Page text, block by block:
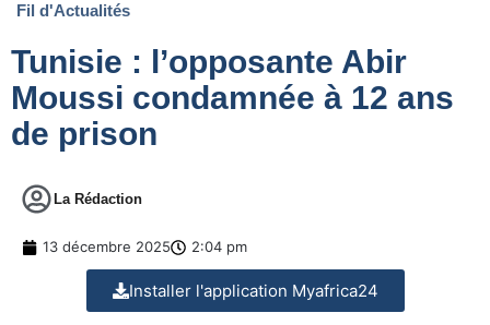
Fil d'Actualités
Tunisie : l’opposante Abir
Moussi condamnée à 12 ans
de prison
La Rédaction
13 décembre 2025 2:04 pm
Installer l'application Myafrica24